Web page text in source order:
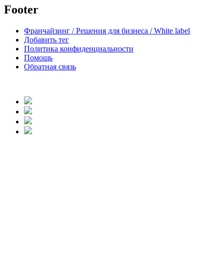
Footer
Франчайзинг / Решения для бизнеса / White label
Добавить тег
Политика конфиденциальности
Помощь
Обратная связь